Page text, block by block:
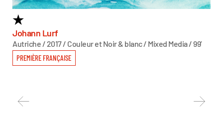
★
Johann Lurf
Autriche / 2017 / Couleur et Noir & blanc / Mixed Media / 99’
PREMIÈRE FRANÇAISE